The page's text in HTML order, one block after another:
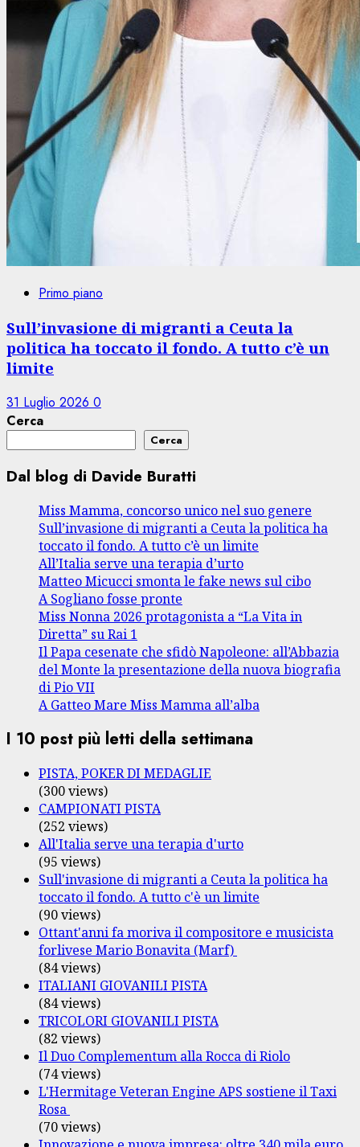
Primo piano
Sull’invasione di migranti a Ceuta la
politica ha toccato il fondo. A tutto c’è un
limite
31 Luglio 2026 0
Cerca
Cerca
Dal blog di Davide Buratti
Miss Mamma, concorso unico nel suo genere
Sull’invasione di migranti a Ceuta la politica ha
toccato il fondo. A tutto c’è un limite
All’Italia serve una terapia d’urto
Matteo Micucci smonta le fake news sul cibo
A Sogliano fosse pronte
Miss Nonna 2026 protagonista a “La Vita in
Diretta” su Rai 1
Il Papa cesenate che sfidò Napoleone: all’Abbazia
del Monte la presentazione della nuova biografia
di Pio VII
A Gatteo Mare Miss Mamma all’alba
I 10 post più letti della settimana
PISTA, POKER DI MEDAGLIE
(300 views)
CAMPIONATI PISTA
(252 views)
All'Italia serve una terapia d'urto
(95 views)
Sull'invasione di migranti a Ceuta la politica ha
toccato il fondo. A tutto c'è un limite
(90 views)
Ottant'anni fa moriva il compositore e musicista
forlivese Mario Bonavita (Marf)
(84 views)
ITALIANI GIOVANILI PISTA
(84 views)
TRICOLORI GIOVANILI PISTA
(82 views)
Il Duo Complementum alla Rocca di Riolo
(74 views)
L'Hermitage Veteran Engine APS sostiene il Taxi
Rosa
(70 views)